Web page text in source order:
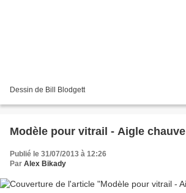
Dessin de Bill Blodgett
Modèle pour vitrail - Aigle chauve
Publié le 31/07/2013 à 12:26
Par Alex Bikady